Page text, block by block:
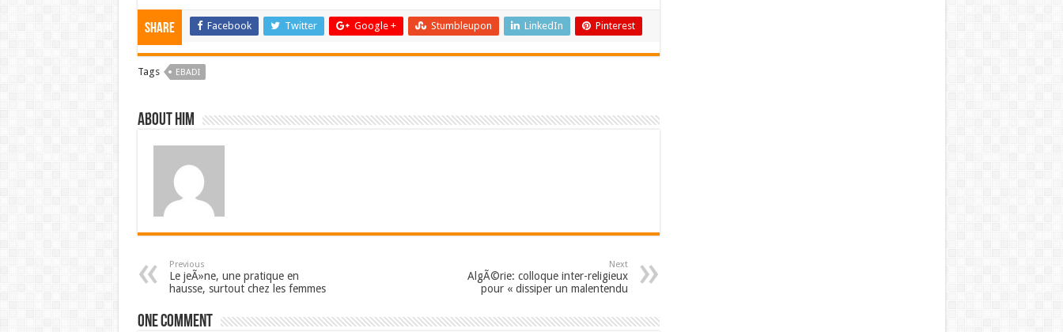
Share Facebook Twitter Google + Stumbleupon LinkedIn Pinterest
Tags EBADI
About him
Previous
Le jeÃ»ne, une pratique en
hausse, surtout chez les femmes
Next
AlgÃ©rie: colloque inter-religieux
pour « dissiper un malentendu
One comment